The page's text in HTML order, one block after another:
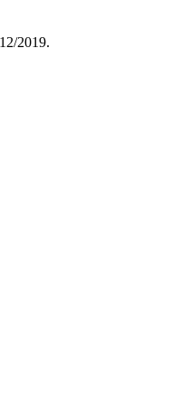
2019.